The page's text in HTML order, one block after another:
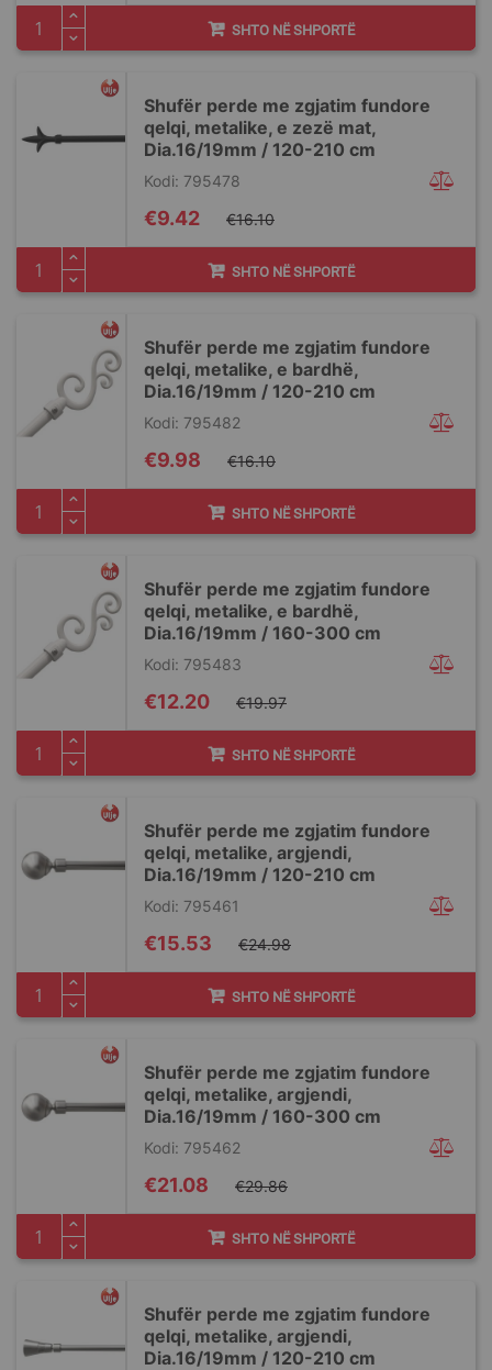
SHTO NË SHPORTË
Shufër perde me zgjatim fundore
qelqi, metalike, e zezë mat,
Dia.16/19mm / 120-210 cm
Kodi: 795478
Special
Price
€9.42 €16.10
SHTO NË SHPORTË
Shufër perde me zgjatim fundore
qelqi, metalike, e bardhë,
Dia.16/19mm / 120-210 cm
Kodi: 795482
Special
Price
€9.98 €16.10
SHTO NË SHPORTË
Shufër perde me zgjatim fundore
qelqi, metalike, e bardhë,
Dia.16/19mm / 160-300 cm
Kodi: 795483
Special
Price
€12.20 €19.97
SHTO NË SHPORTË
Shufër perde me zgjatim fundore
qelqi, metalike, argjendi,
Dia.16/19mm / 120-210 cm
Kodi: 795461
Special
Price
€15.53 €24.98
SHTO NË SHPORTË
Shufër perde me zgjatim fundore
qelqi, metalike, argjendi,
Dia.16/19mm / 160-300 cm
Kodi: 795462
Special
Price
€21.08 €29.86
SHTO NË SHPORTË
Shufër perde me zgjatim fundore
qelqi, metalike, argjendi,
Dia.16/19mm / 120-210 cm